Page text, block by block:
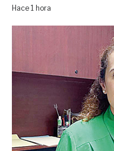
Hace 1 hora